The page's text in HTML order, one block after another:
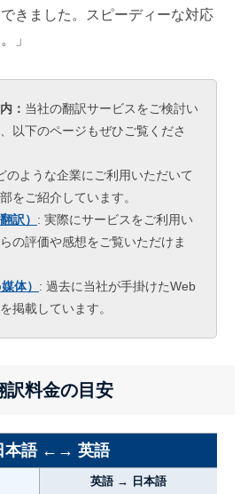
きました。スピーディーな対応
」
： 当社の翻訳サービスをご検討い
以下のページもぜひご覧くださ
のような企業にご利用いただいて
をご紹介しています。
訳） : 実際にサービスをご利用い
の評価や感想をご覧いただけま
体） : 過去に当社が手掛けたWeb
掲載しています。
訳料金の目安
本語 ←→ 英語
英語 → 日本語